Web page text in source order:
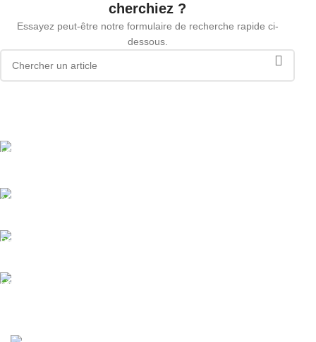
cherchiez ?
Essayez peut-être notre formulaire de recherche rapide ci-
dessous.